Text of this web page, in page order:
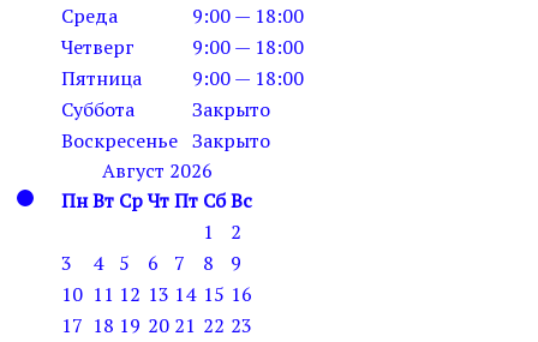
Среда
9:00 — 18:00
Четверг
9:00 — 18:00
Пятница
9:00 — 18:00
Суббота
Закрыто
Воскресенье Закрыто
Август 2026
ПнВт СрЧтПт СбВс
1
2
3
4 5 6 7 8
9
10 11 12 13 14 15 16
17 18 19 20 21 22 23